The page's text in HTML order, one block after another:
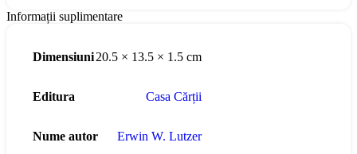
Informații suplimentare
Dimensiuni20.5 × 13.5 × 1.5 cm
Editura Casa Cărții
Nume autor Erwin W. Lutzer